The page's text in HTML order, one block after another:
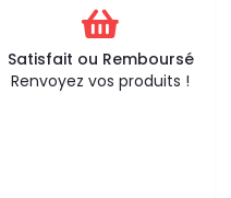
Satisfait ou Remboursé
Renvoyez vos produits !